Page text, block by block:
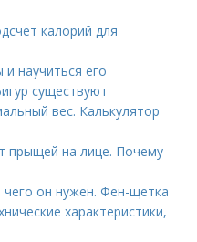
калорий для
научиться его
существуют
вес. Калькулятор
прыщей на лице. Почему
он нужен. Фен-щетка
характеристики,